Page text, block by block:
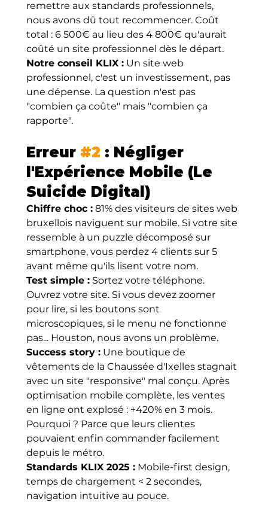
remettre aux standards professionnels,
nous avons dû tout recommencer. Coût
total : 6 500€ au lieu des 4 800€ qu'aurait
coûté un site professionnel dès le départ.
Notre conseil KLIX : Un site web
professionnel, c'est un investissement, pas
une dépense. La question n'est pas
"combien ça coûte" mais "combien ça
rapporte".
Erreur #2 : Négliger
l'Expérience Mobile (Le
Suicide Digital)
Chiffre choc : 81% des visiteurs de sites web
bruxellois naviguent sur mobile. Si votre site
ressemble à un puzzle décomposé sur
smartphone, vous perdez 4 clients sur 5
avant même qu'ils lisent votre nom.
Test simple : Sortez votre téléphone.
Ouvrez votre site. Si vous devez zoomer
pour lire, si les boutons sont
microscopiques, si le menu ne fonctionne
pas... Houston, nous avons un problème.
Success story : Une boutique de
vêtements de la Chaussée d'Ixelles stagnait
avec un site "responsive" mal conçu. Après
optimisation mobile complète, les ventes
en ligne ont explosé : +420% en 3 mois.
Pourquoi ? Parce que leurs clientes
pouvaient enfin commander facilement
depuis le métro.
Standards KLIX 2025 : Mobile-first design,
temps de chargement < 2 secondes,
navigation intuitive au pouce.